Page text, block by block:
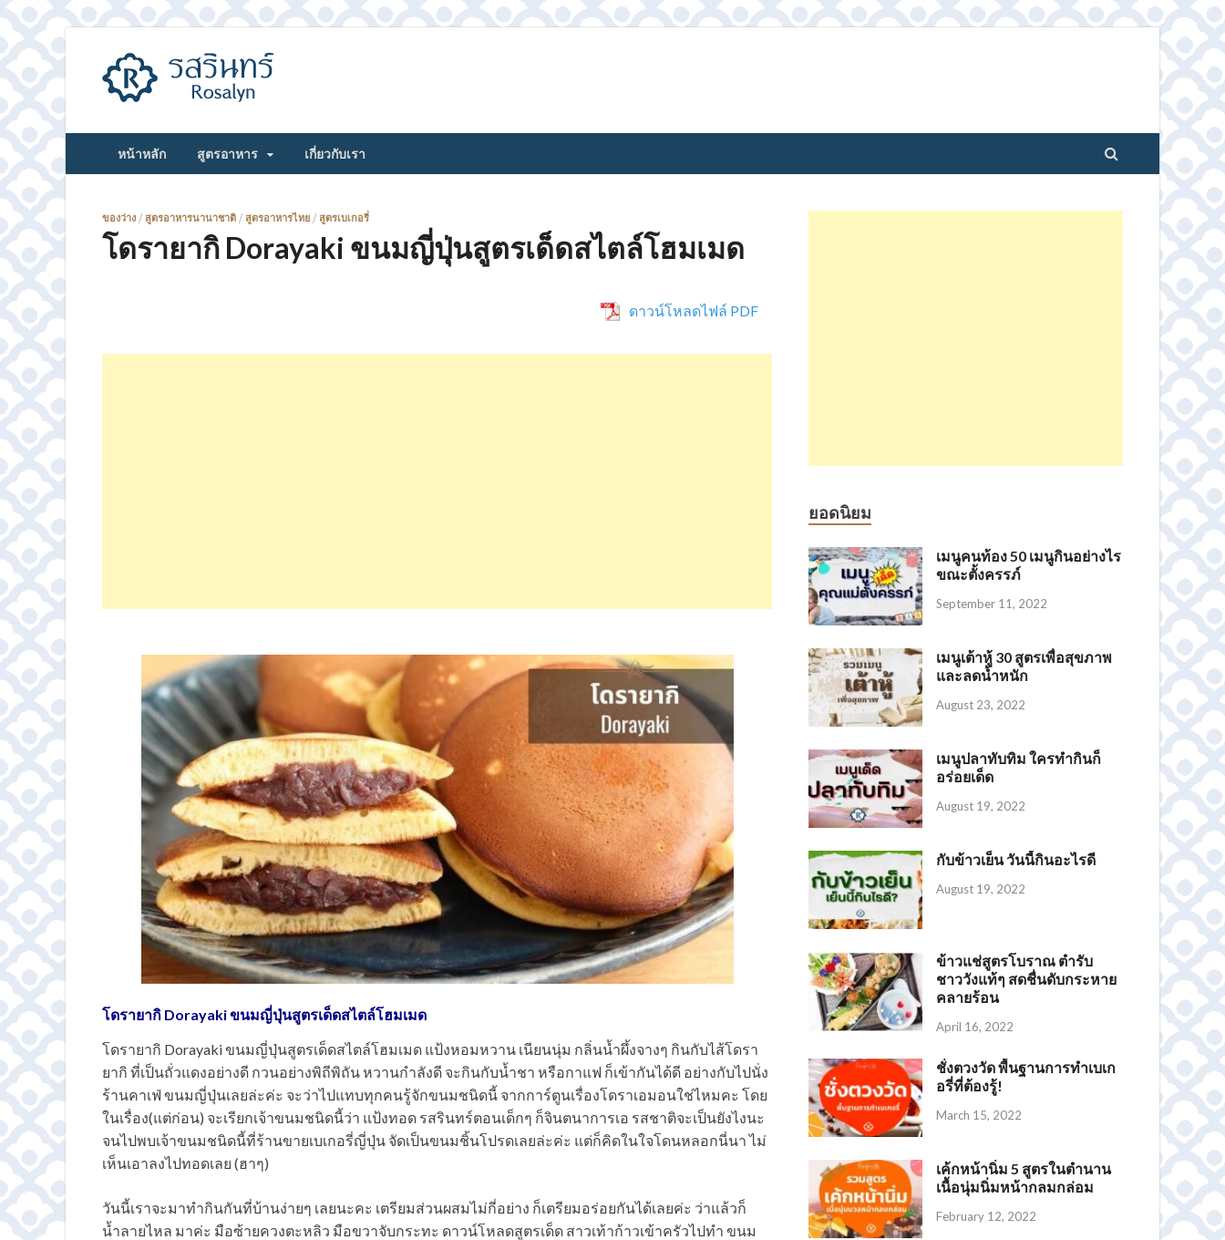
หน้าหลัก สูตรอาหาร เกี่ยวกับเรา
ของว่าง / สูตรอาหารนานาชาติ / สูตรอาหารไทย / สูตรเบเกอรี่
โดรายากิ Dorayaki ขนมญี่ปุ่นสูตรเด็ดสไตล์โฮมเมด
ดาวน์โหลดไฟล์ PDF
โดรายากิ Dorayaki ขนมญี่ปุ่นสูตรเด็ดสไตล์โฮมเมด
โดรายากิ Dorayaki ขนมญี่ปุ่นสูตรเด็ดสไตล์โฮมเมด แป้งหอมหวาน เนียนนุ่ม กลิ่นน้ำผึ้งจางๆ กินกับไส้โดรา
ยากิ ที่เป็นถั่วแดงอย่างดี กวนอย่างพิถีพิถัน หวานกำลังดี จะกินกับน้ำชา หรือกาแฟ ก็เข้ากันได้ดี อย่างกับไปนั่ง
ร้านคาเฟ่ ขนมญี่ปุ่นเลยล่ะค่ะ จะว่าไปแทบทุกคนรู้จักขนมชนิดนี้ จากการ์ตูนเรื่องโดราเอมอนใช่ไหมคะ โดย
ในเรื่อง(แต่ก่อน) จะเรียกเจ้าขนมชนิดนี้ว่า แป้งทอด รสรินทร์ตอนเด็กๆ ก็จินตนาการเอ รสชาติจะเป็นยังไงนะ
จนไปพบเจ้าขนมชนิดนี้ที่ร้านขายเบเกอรี่ญี่ปุ่น จัดเป็นขนมชิ้นโปรดเลยล่ะค่ะ แต่ก็คิดในใจโดนหลอกนี่นา ไม่
เห็นเอาลงไปทอดเลย (ฮาๆ)
วันนี้เราจะมาทำกินกันที่บ้านง่ายๆ เลยนะคะ เตรียมส่วนผสมไม่กี่อย่าง ก็เตรียมอร่อยกันได้เลยค่ะ ว่าแล้วก็
น้ำลายไหล มาค่ะ มือซ้ายควงตะหลิว มือขวาจับกระทะ ดาวน์โหลดสูตรเด็ด สาวเท้าก้าวเข้าครัวไปทำ ขนม
ยอดนิยม
เมนูคนท้อง 50 เมนูกินอย่างไร
ขณะตั้งครรภ์
September 11, 2022
เมนูเต้าหู้ 30 สูตรเพื่อสุขภาพ
และลดน้ำหนัก
August 23, 2022
เมนูปลาทับทิม ใครทำกินก็
อร่อยเด็ด
August 19, 2022
กับข้าวเย็น วันนี้กินอะไรดี
August 19, 2022
ข้าวแช่สูตรโบราณ ตำรับ
ชาววังแท้ๆ สดชื่นดับกระหาย
คลายร้อน
April 16, 2022
ชั่งตวงวัด พื้นฐานการทำเบเก
อรี่ที่ต้องรู้!
March 15, 2022
เค้กหน้านิ่ม 5 สูตรในตำนาน
เนื้อนุ่มนิ่มหน้ากลมกล่อม
February 12, 2022